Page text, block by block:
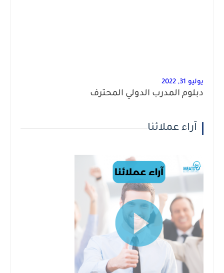
يوليو 31, 2022
دبلوم المدرب الدولي المحترف
آراء عملائنا